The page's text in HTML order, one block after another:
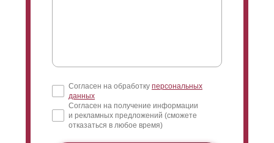
домов, веранд, беседок, мест для семейного и
же широко используется данная модель для
заграждения предприятий и частных паркингов, так
как высота ламели прекрасно смотрится в заборах
любой высоты, как в низких, так и в высоких.
Согласен на обработку персональных
данных
Согласен на получение информации
и рекламных предложений (сможете
отказаться в любое время)